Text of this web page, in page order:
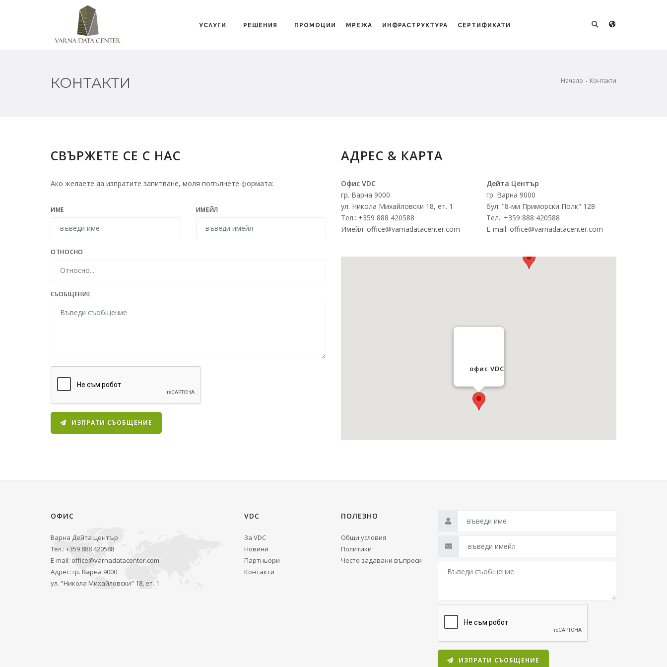
УСЛУГИ РЕШЕНИЯ ПРОМОЦИИ МРЕЖА ИНФРАСТРУКТУРА СЕРТИФИКАТИ
Начало Контакти
КОНТАКТИ
СВЪРЖЕТЕ СЕ С НАС
Ако желаете да изпратите запитване, моля попълнете формата:
ИМЕ ИМЕЙЛ
ОТНОСНО
СЪОБЩЕНИЕ
ИЗПРАТИ СЪОБЩЕНИЕ
АДРЕС & КАРТА
Офис VDC
гр. Варна 9000
ул. Никола Михайловски 18, ет. 1
Тел.: +359 888 420588
Имейл: office@varnadatacenter.com
Дейта Център
гр. Варна 9000
бул. "8-ми Приморски Полк" 128
Тел.: +359 888 420588
E-mail: office@varnadatacenter.com
Дейта Център
oфис VDC
ОФИС
Варна Дейта Център
Тел.: +359 888 420588
E-mail: office@varnadatacenter.com
Адрес: гр. Варна 9000
ул. "Никола Михайловски" 18, ет. 1
VDC
За VDC
Новини
Партньори
Контакти
ПОЛЕЗНО
Общи условия
Политики
Често задавани въпроси
ИЗПРАТИ СЪОБЩЕНИЕ